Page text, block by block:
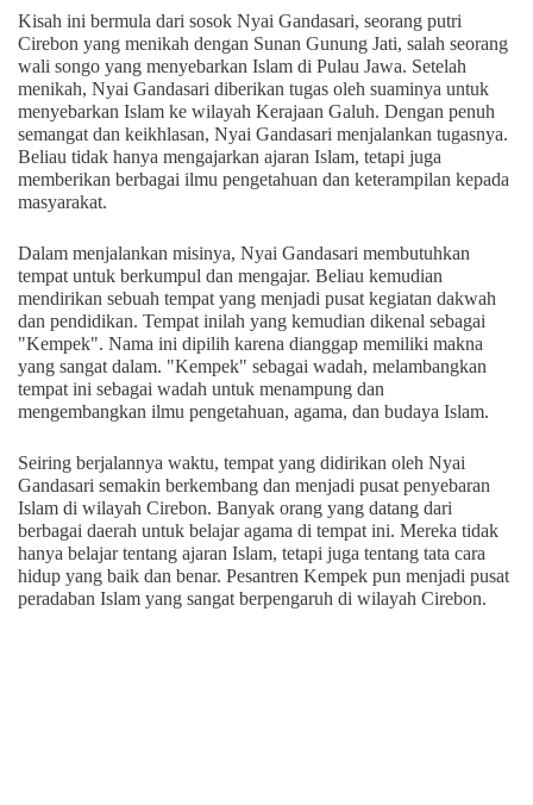
Kisah ini bermula dari sosok Nyai Gandasari, seorang putri
Cirebon yang menikah dengan Sunan Gunung Jati, salah seorang
wali songo yang menyebarkan Islam di Pulau Jawa. Setelah
menikah, Nyai Gandasari diberikan tugas oleh suaminya untuk
menyebarkan Islam ke wilayah Kerajaan Galuh. Dengan penuh
semangat dan keikhlasan, Nyai Gandasari menjalankan tugasnya.
Beliau tidak hanya mengajarkan ajaran Islam, tetapi juga
memberikan berbagai ilmu pengetahuan dan keterampilan kepada
masyarakat.
Dalam menjalankan misinya, Nyai Gandasari membutuhkan
tempat untuk berkumpul dan mengajar. Beliau kemudian
mendirikan sebuah tempat yang menjadi pusat kegiatan dakwah
dan pendidikan. Tempat inilah yang kemudian dikenal sebagai
"Kempek". Nama ini dipilih karena dianggap memiliki makna
yang sangat dalam. "Kempek" sebagai wadah, melambangkan
tempat ini sebagai wadah untuk menampung dan
mengembangkan ilmu pengetahuan, agama, dan budaya Islam.
Seiring berjalannya waktu, tempat yang didirikan oleh Nyai
Gandasari semakin berkembang dan menjadi pusat penyebaran
Islam di wilayah Cirebon. Banyak orang yang datang dari
berbagai daerah untuk belajar agama di tempat ini. Mereka tidak
hanya belajar tentang ajaran Islam, tetapi juga tentang tata cara
hidup yang baik dan benar. Pesantren Kempek pun menjadi pusat
peradaban Islam yang sangat berpengaruh di wilayah Cirebon.